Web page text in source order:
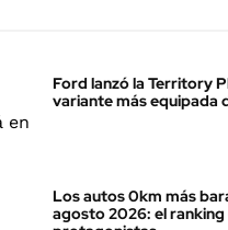
Ford lanzó la Territory
variante más equipada
Los autos 0km más
agosto 2026: el ranking